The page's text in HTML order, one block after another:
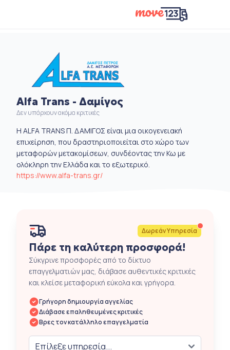
Alfa Trans - Δαμίγος
Δεν υπάρχουν ακόμα κριτικές
Η ALFA TRANS Π. ΔΑΜΙΓΟΣ είναι μια οικογενειακή
επιχείρηση, που δραστηριοποιείται στο χώρο των
μεταφορών μετακομίσεων, συνδέοντας την Κω με
ολόκληρη την Ελλάδα και το εξωτερικό.
https://www.alfa-trans.gr/
Δωρεάν Υπηρεσία
Πάρε τη καλύτερη προσφορά!
Σύκγρινε προσφορές από το δίκτυο
επαγγελματιών μας, διάβασε αυθεντικές κριτικές
και κλείσε μεταφορική εύκολα και γρήγορα.
Γρήγορη δημιουργία αγγελίας
Διάβασε επαληθευμένες κριτικές
Βρες τον κατάλληλο επαγγελματία